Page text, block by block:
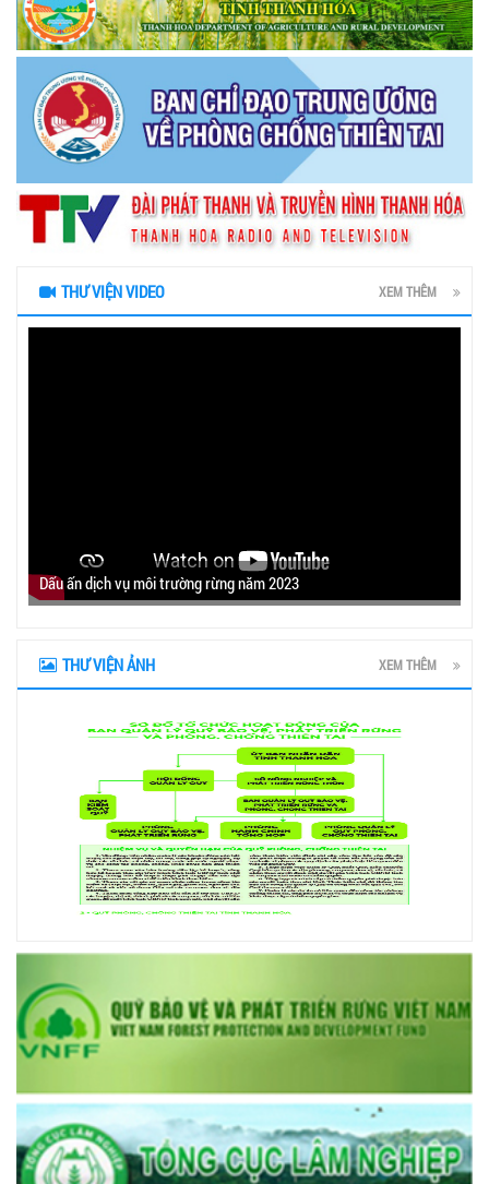
THƯ VIỆN VIDEO XEM THÊM
Dấu ấn dịch vụ môi trường rừng năm 2023
THƯ VIỆN ẢNH XEM THÊM